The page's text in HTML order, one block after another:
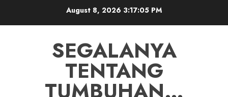
August 8, 2026 3:17:06 PM
SEGALANYA
TENTANG
TUMBUHAN…